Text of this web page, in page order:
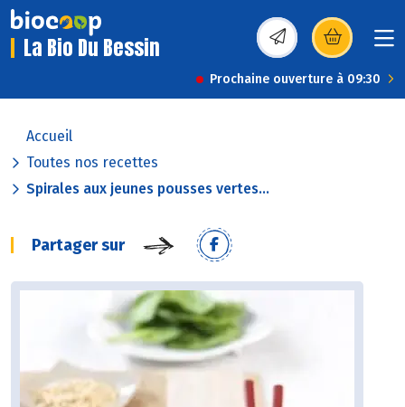
La Bio Du Bessin (s’ouvre dans une
Prochaine ouverture à 09:30
Accueil
Toutes nos recettes
Spirales aux jeunes pousses vertes...
Partager sur